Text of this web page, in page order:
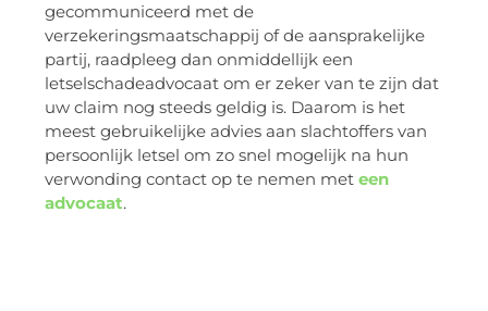
gecommuniceerd met de
verzekeringsmaatschappij of de aansprakelijke
partij, raadpleeg dan onmiddellijk een
letselschadeadvocaat om er zeker van te zijn dat
uw claim nog steeds geldig is. Daarom is het
meest gebruikelijke advies aan slachtoffers van
persoonlijk letsel om zo snel mogelijk na hun
verwonding contact op te nemen met een
advocaat.